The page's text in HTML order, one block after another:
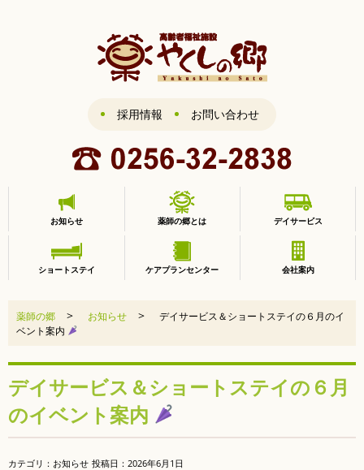
採用情報 お問い合わせ
お知らせ 薬師の郷とは デイサービス
ショートステイ ケアプランセンター 会社案内
薬師の郷 > お知らせ > デイサービス＆ショートステイの６月のイ
ベント案内
デイサービス＆ショートステイの６月
のイベント案内
カテゴリ：お知らせ 投稿日： 2026年6月1日